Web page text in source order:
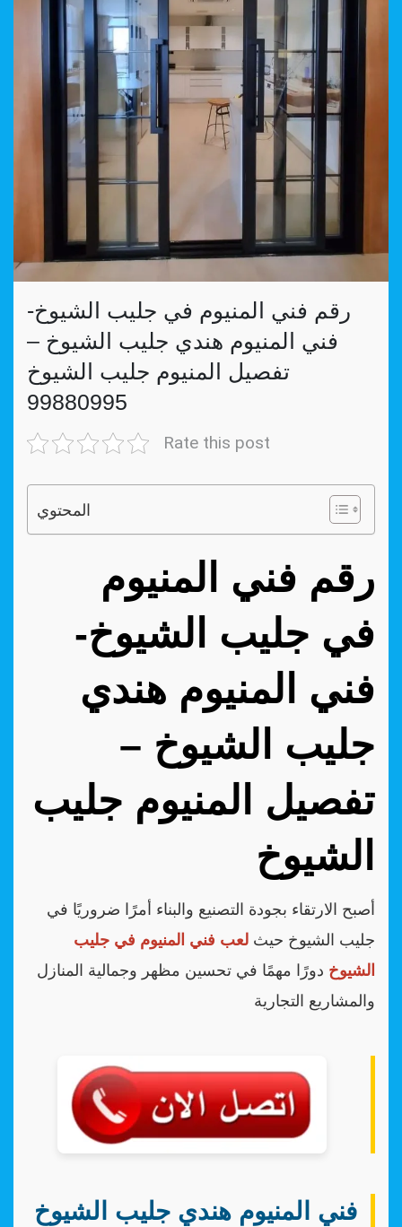
رقم فني المنيوم في جليب الشيوخ-
فني المنيوم هندي جليب الشيوخ –
تفصيل المنيوم جليب الشيوخ
99880995
Rate this post
المحتوي
في جليب الشيوخ-
فني المنيوم هندي
جليب الشيوخ –
تفصيل المنيوم جليب
الشيوخ
أصبح الارتقاء بجودة التصنيع والبناء أمرًا ضروريًا في
جليب الشيوخ حيث لعب فني المنيوم في جليب
الشيوخ دورًا مهمًا في تحسين مظهر وجمالية المنازل
والمشاريع التجارية
فني المنيوم هندي جليب الشيوخ